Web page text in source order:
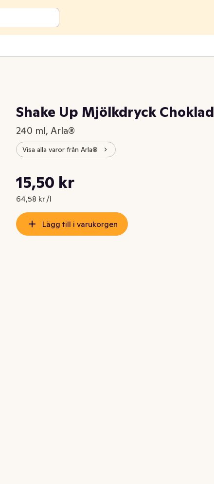
Shake Up Mjölkdryck Choklad
240 ml, Arla®
Visa alla varor från Arla®
Nuvarande pris är: 15,50 kr
15,50 kr
64,58 kr /l
Styckpris: 64,58 kr /l
Lägg till i varukorgen